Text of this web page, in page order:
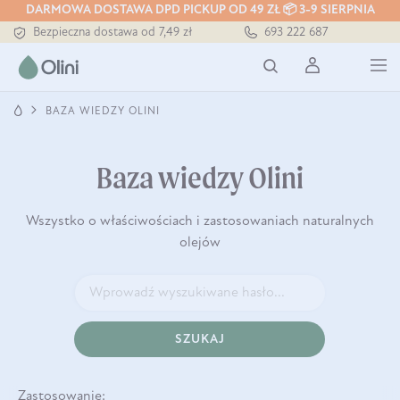
DARMOWA DOSTAWA DPD PICKUP OD 49 ZŁ 📦 3-9 SIERPNIA
Bezpieczna dostawa od 7,49 zł
Darmowa dostawa od 199 zł
693 222 687
BAZA WIEDZY OLINI
Baza wiedzy Olini
Wszystko o właściwościach i zastosowaniach naturalnych
olejów
SZUKAJ
Zastosowanie: